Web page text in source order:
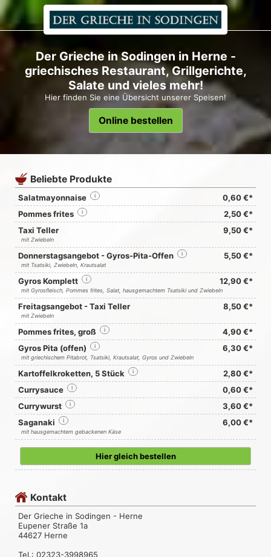
Der Grieche in Sodingen in Herne -
griechisches Restaurant, Grillgerichte,
Salate und vieles mehr!
Hier finden Sie eine Übersicht unserer Speisen!
Online bestellen
Beliebte Produkte
Salatmayonnaise i
0,60 €*
Pommes frites
i
2,50 €*
Taxi Teller
9,50 €*
mit Zwiebeln
Donnerstagsangebot - Gyros-Pita-Offen i 5,50 €*
mit Tsatsiki, Zwiebeln, Krautsalat
Gyros Komplett i 12,90 €*
mit Gyrosfleisch, Pommes frites, Salat, hausgemachtem Tsatsiki und Zwiebeln
Freitagsangebot - Taxi Teller 8,50 €*
mit Zwiebeln
Pommes frites, groß i
4,90 €*
Gyros Pita (offen)
i 6,30 €*
mit griechischem Pitabrot, Tsatsiki, Krautsalat, Gyros und Zwiebeln
Kartoffelkroketten, 5 Stück i
2,80 €*
Currysauce
i
0,60 €*
Currywurst
i
3,60 €*
Saganaki
i 6,00 €*
mit hausgemachtem gebackenen Käse
Hier gleich bestellen
Kontakt
Der Grieche in Sodingen - Herne
Eupener Straße 1a
44627 Herne
Tel.: 02323-3998965